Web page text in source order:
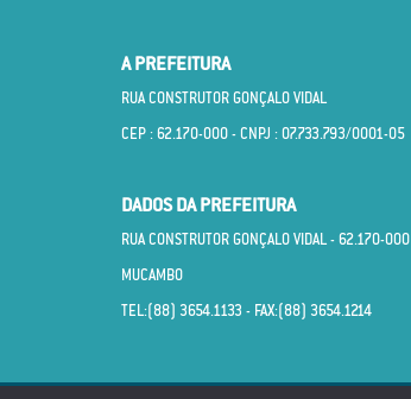
A PREFEITURA
RUA CONSTRUTOR GONÇALO VIDAL
CEP : 62.170­-000 - CNPJ : 07.733.793/0001­-05
DADOS DA PREFEITURA
RUA CONSTRUTOR GONÇALO VIDAL - 62.170­-000
MUCAMBO
TEL:(88) 3654.1133 - FAX:(88) 3654.1214